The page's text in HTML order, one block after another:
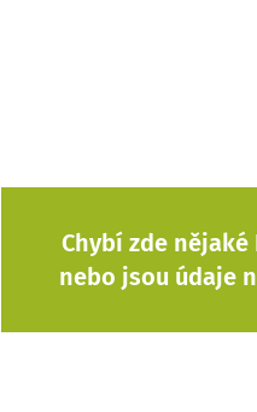
Chybí zde
nebo jsou údaje